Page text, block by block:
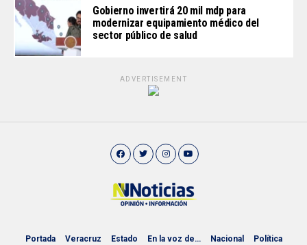
Gobierno invertirá 20 mil mdp para
modernizar equipamiento médico del
sector público de salud
ADVERTISEMENT
Portada Veracruz Estado En la voz de… Nacional Política